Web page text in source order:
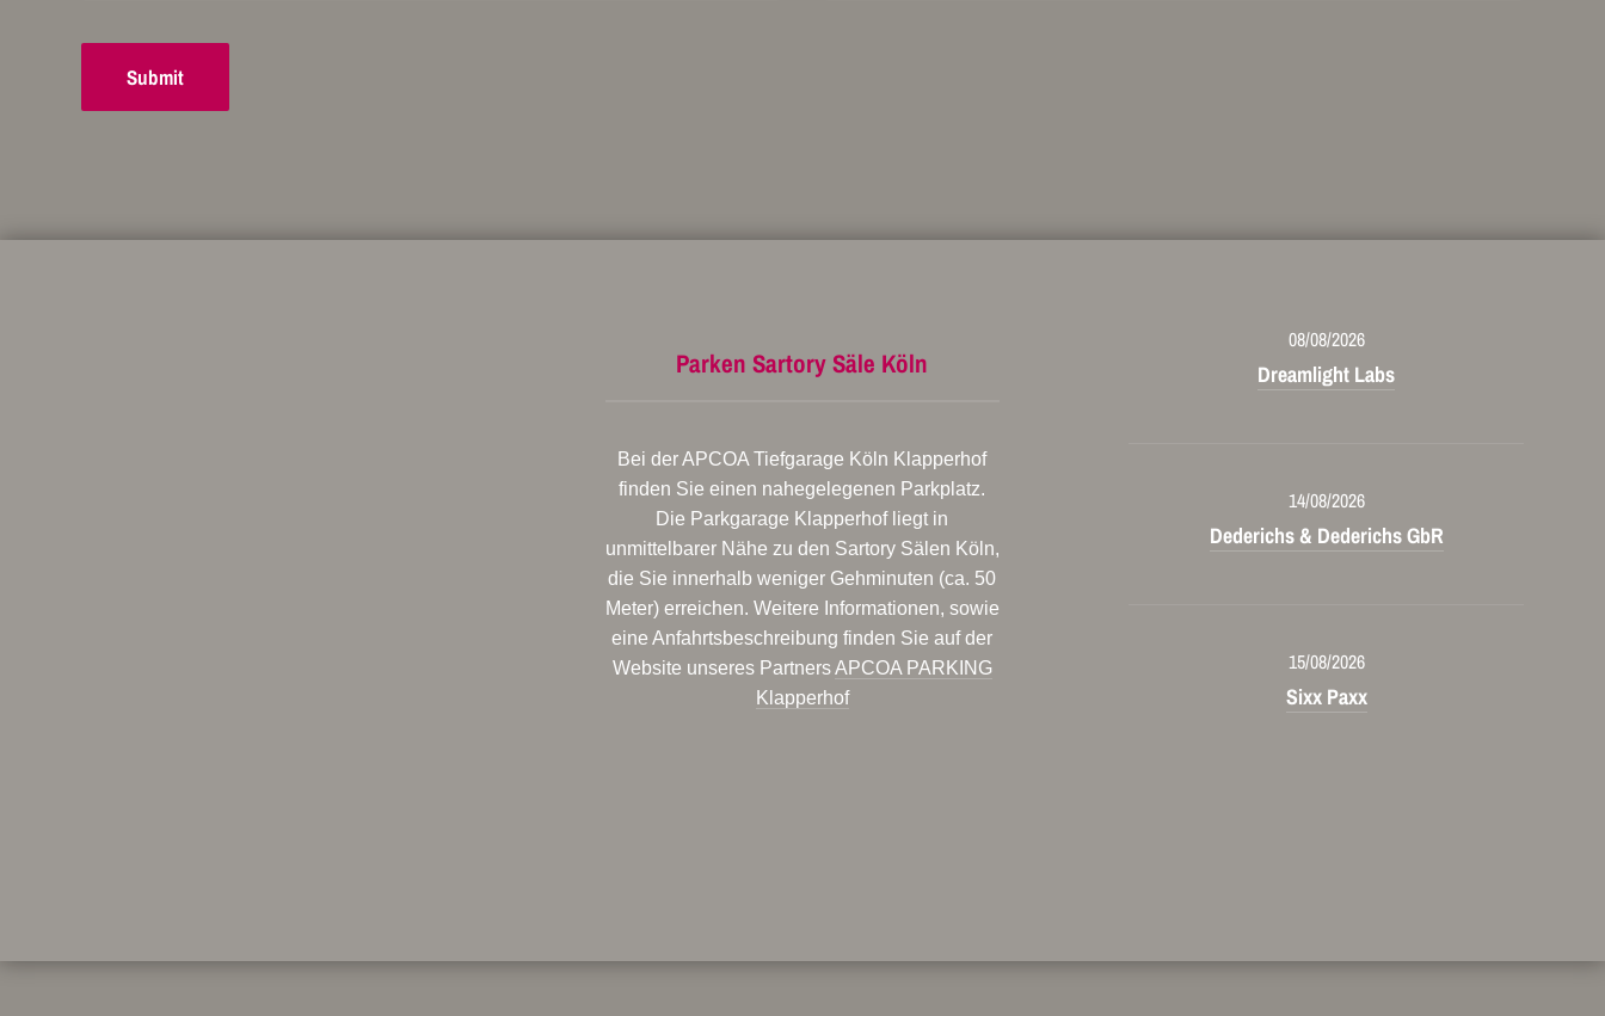
Parken Sartory Säle Köln
Bei der APCOA Tiefgarage Köln Klapperhof
finden Sie einen nahegelegenen Parkplatz.
Die Parkgarage Klapperhof liegt in
unmittelbarer Nähe zu den Sartory Sälen Köln,
die Sie innerhalb weniger Gehminuten (ca. 50
Meter) erreichen. Weitere Informationen, sowie
eine Anfahrtsbeschreibung finden Sie auf der
Website unseres PartnersAPCOA PARKING
Klapperhof
08/08/2026
Dreamlight Labs
14/08/2026
Dederichs & Dederichs GbR
15/08/2026
Sixx Paxx